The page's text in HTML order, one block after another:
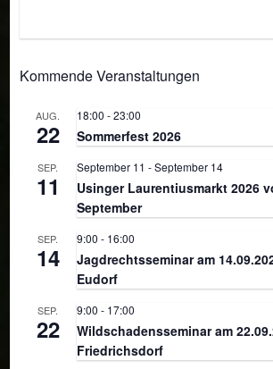
Kommende Veranstaltungen
AUG.
22
18:00 -23:00
Sommerfest 2026
SEP.
11
September 11 -September 14
Usinger Laurentiusmarkt 2026
September
SEP.
14
9:00 - 16:00
Jagdrechtsseminar am
Eudorf
SEP.
22
9:00 - 17:00
Wildschadensseminar am
Friedrichsdorf